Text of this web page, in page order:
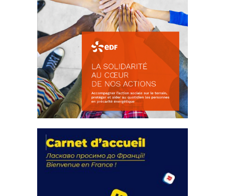
actions
18 septembre 2023
FEUILLETER